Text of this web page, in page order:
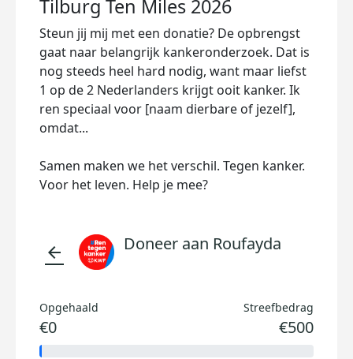
Tilburg Ten Miles 2026
Steun jij mij met een donatie? De opbrengst
gaat naar belangrijk kankeronderzoek. Dat is
nog steeds heel hard nodig, want maar liefst
1 op de 2 Nederlanders krijgt ooit kanker. Ik
ren speciaal voor [naam dierbare of jezelf],
omdat...
Samen maken we het verschil. Tegen kanker.
Voor het leven. Help je mee?
arrow_back Doneer aan Roufayda
Opgehaald
€0
Streefbedrag
€500